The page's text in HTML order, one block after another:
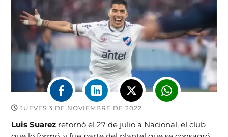
JUEVES 3 DE NOVIEMBRE DE 2022
Luis Suarez retornó el 27 de julio a Nacional, el club